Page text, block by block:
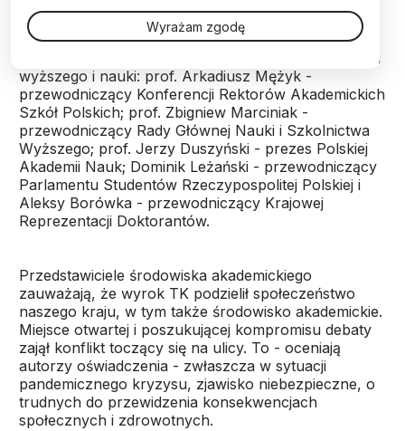
Apel związany z orzeczeniem Trybunału
Konstytucyjnego skutkującym licznymi protestami
podpisali przedstawiciele pięciu instytucji szkolnictwa
wyższego i nauki: prof. Arkadiusz Mężyk -
przewodniczący Konferencji Rektorów Akademickich
Szkół Polskich; prof. Zbigniew Marciniak -
przewodniczący Rady Głównej Nauki i Szkolnictwa
Wyższego; prof. Jerzy Duszyński - prezes Polskiej
Akademii Nauk; Dominik Leżański - przewodniczący
Parlamentu Studentów Rzeczypospolitej Polskiej i
Aleksy Borówka - przewodniczący Krajowej
Reprezentacji Doktorantów.
Przedstawiciele środowiska akademickiego
zauważają, że wyrok TK podzielił społeczeństwo
naszego kraju, w tym także środowisko akademickie.
Miejsce otwartej i poszukującej kompromisu debaty
zajął konflikt toczący się na ulicy. To - oceniają
autorzy oświadczenia - zwłaszcza w sytuacji
pandemicznego kryzysu, zjawisko niebezpieczne, o
trudnych do przewidzenia konsekwencjach
społecznych i zdrowotnych.
Wyrażam zgodę